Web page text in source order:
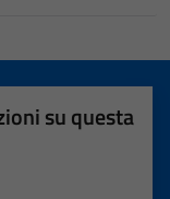
su questa